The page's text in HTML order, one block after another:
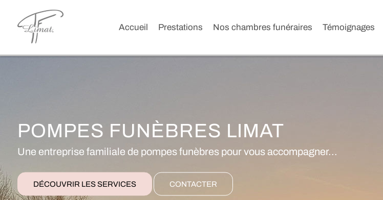
Accueil Prestations Nos chambres funéraires Témoignages
POMPES FUNÈBRES LIMAT
Une entreprise familiale de pompes funèbres pour vous accompagner...
DÉCOUVRIR LES SERVICES CONTACTER